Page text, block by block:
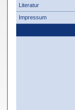
Literatur
Impressum